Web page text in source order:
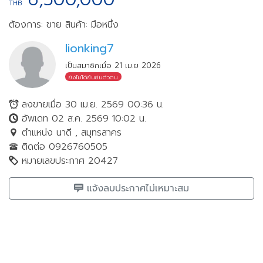
THB
ต้องการ: ขาย สินค้า: มือหนึ่ง
lionking7
เป็นสมาชิกเมื่อ 21 เม.ย 2026
ยังไม่ได้ยืนยันตัวตน
ลงขายเมื่อ 30 เม.ย. 2569 00:36 น.
อัพเดท 02 ส.ค. 2569 10:02 น.
ตำแหน่ง นาดี , สมุทรสาคร
ติดต่อ 0926760505
หมายเลขประกาศ 20427
แจ้งลบประกาศไม่เหมาะสม